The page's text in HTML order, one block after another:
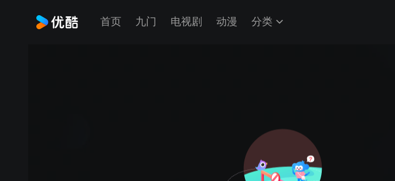
首页 九门 电视剧 动漫 分类